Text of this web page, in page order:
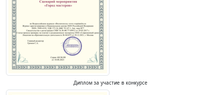
Диплом за участие в конкурсе